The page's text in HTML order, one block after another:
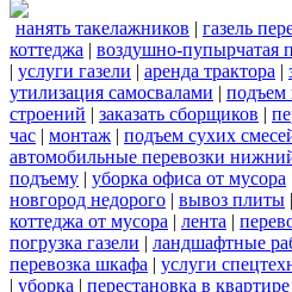
нанять такелажников | газель
коттеджа | воздушно-пупырчатая
| услуги газели | аренда трактора |
утилизация самосвалами | подъем
строений | заказать сборщиков |
час | монтаж | подъем сухих
автомобильные перевозки
подъему | уборка офиса от мусора
новгород недорого | вывоз плиты |
коттеджа от мусора | лента |
погрузка газели | ландшафтные
перевозка шкафа | услуги
| уборка | перестановка в квартире